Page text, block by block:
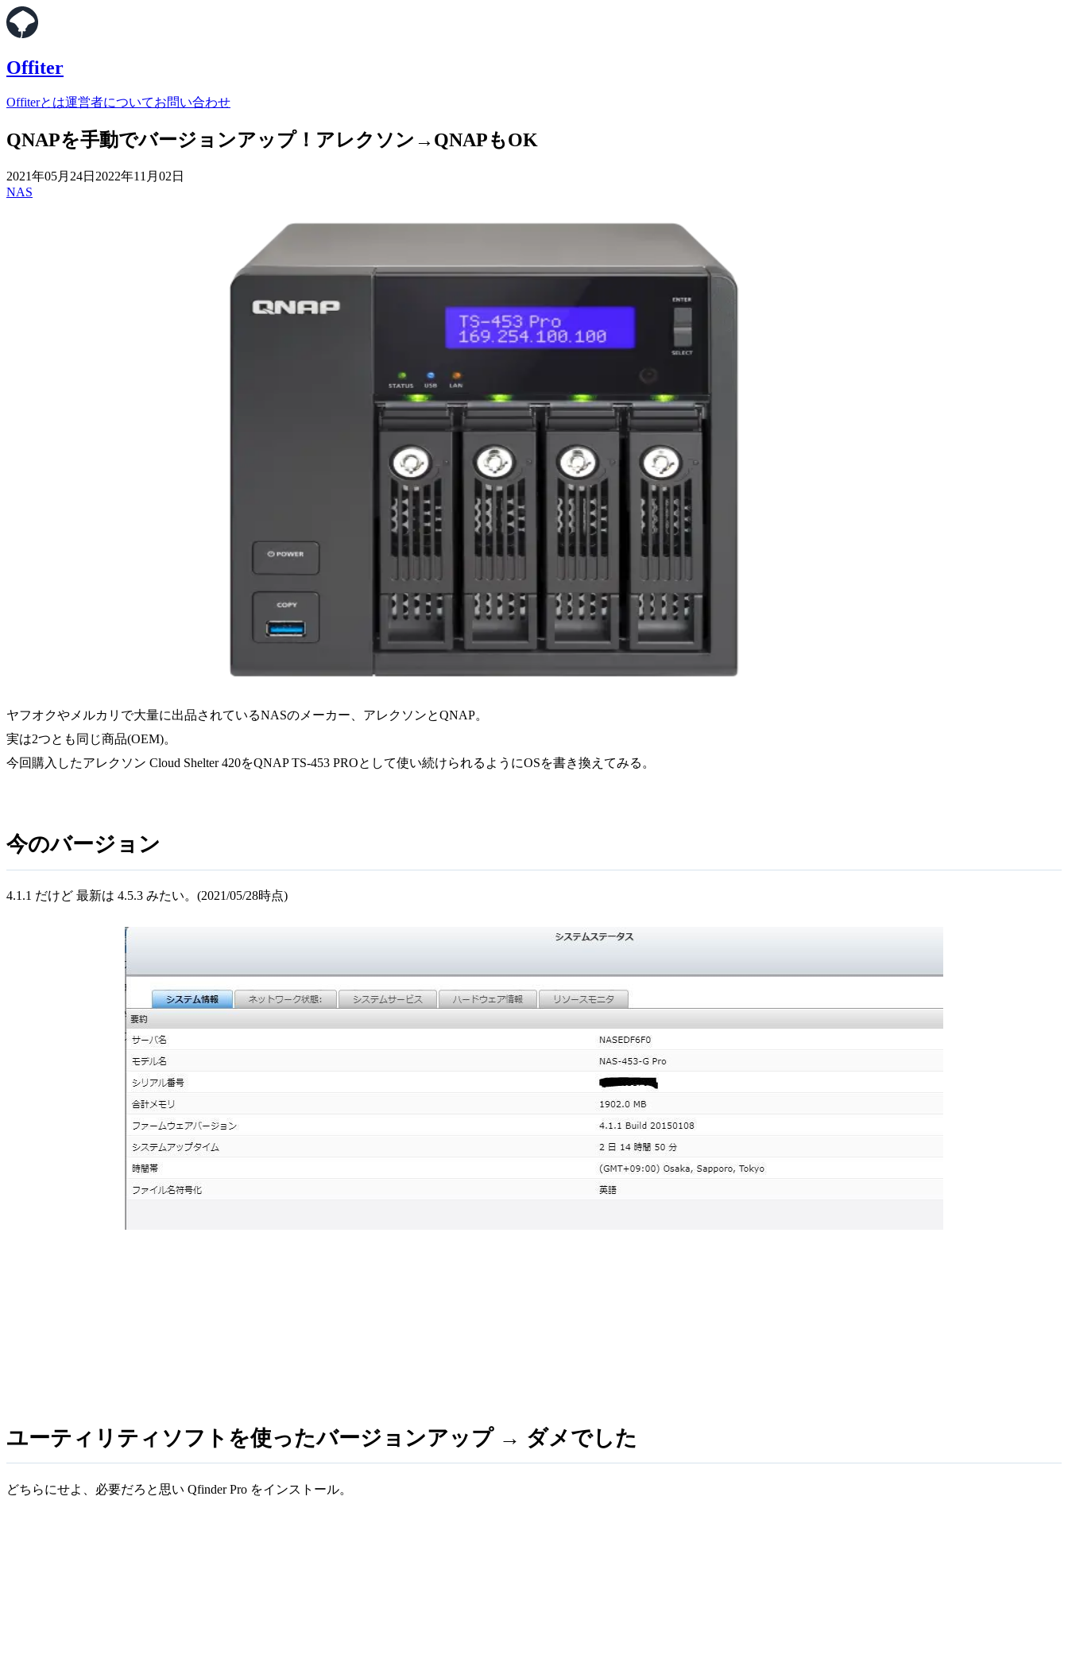
Offiter
Offiterとは運営者についてお問い合わせ
QNAPを手動でバージョンアップ！アレクソン→QNAPもOK
2021年05月24日 2022年11月02日
NAS
ヤフオクやメルカリで大量に出品されているNASのメーカー、アレクソンとQNAP。
実は2つとも同じ商品(OEM)。
今回購入したアレクソン Cloud Shelter 420をQNAP TS-453 PROとして使い続けられるようにOSを書き換えてみる。
今のバージョン
4.1.1 だけど 最新は 4.5.3 みたい。(2021/05/28時点)
ユーティリティソフトを使ったバージョンアップ → ダメでした
どちらにせよ、必要だろと思い Qfinder Pro をインストール。